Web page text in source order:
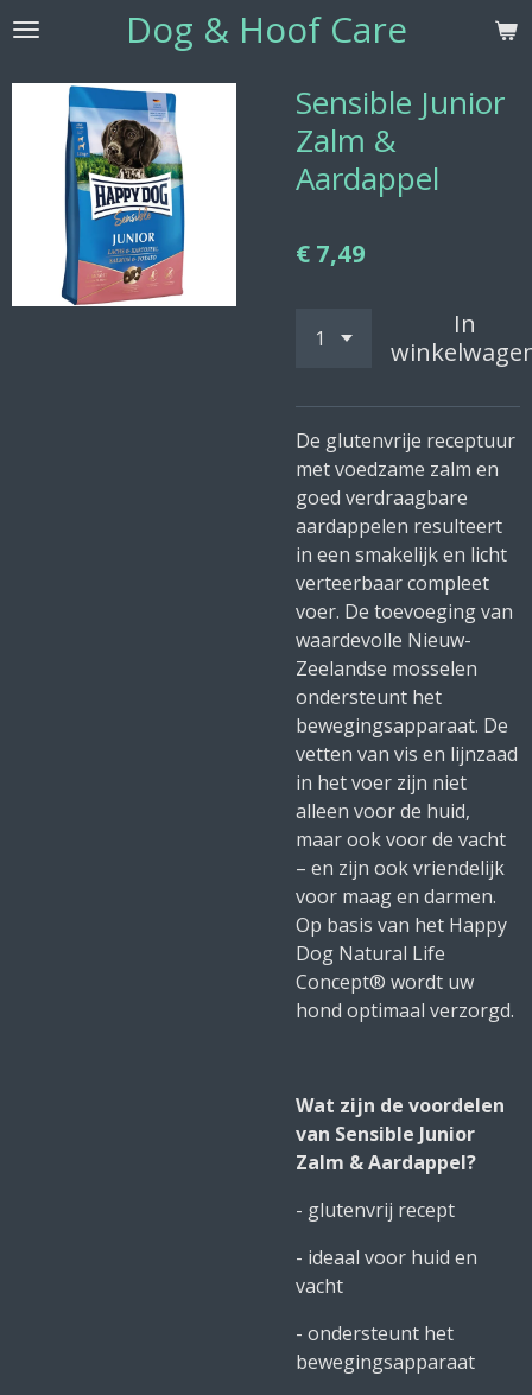
Ga
naar
hoofdinhoud
Dog & Hoof Care
Sensible Junior
Zalm &
Aardappel
€ 7,49
In
De glutenvrije receptuur
met voedzame zalm en
goed verdraagbare
aardappelen resulteert
in een smakelijk en licht
verteerbaar compleet
voer. De toevoeging van
waardevolle Nieuw-
Zeelandse mosselen
ondersteunt het
bewegingsapparaat. De
vetten van vis en lijnzaad
in het voer zijn niet
alleen voor de huid,
maar ook voor de vacht
– en zijn ook vriendelijk
voor maag en darmen.
Op basis van het Happy
Dog Natural Life
Concept® wordt uw
hond optimaal verzorgd.
Wat zijn de voordelen
van Sensible Junior
Zalm & Aardappel?
- glutenvrij recept
- ideaal voor huid en
vacht
- ondersteunt het
bewegingsapparaat